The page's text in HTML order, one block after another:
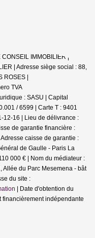
IMMOBILIER |
| Adresse siège social : 88,
ROSES |
TVA
: SASU | Capital
/ 6599 | Carte T : 9401
12-16 | Lieu de délivrance :
de garantie financière :
caisse de garantie :
de Gaulle - Paris La
000 € | Nom du médiateur :
Allée du Parc Mesemena - bât
du site :
| Date d'obtention du
financièrement indépendante